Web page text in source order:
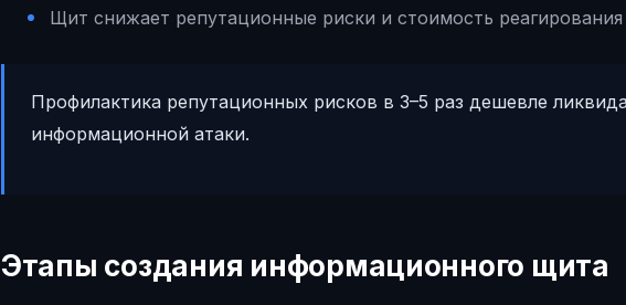
Щит снижает репутационные риски и стоимость реагирования
Профилактика репутационных рисков в 3–5 раз дешевле
информационной атаки.
Этапы создания информационного щита